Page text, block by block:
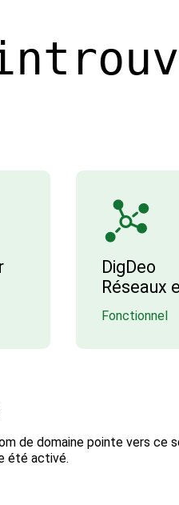
DigDeo
Réseaux
Fonctionnel
de domaine pointe vers
été activé.